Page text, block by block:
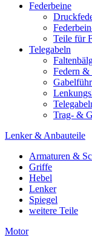
Federbeine
Teile für
Telegabeln
Federn
Trag- &
Lenker & Anbauteile
Armaturen &
Griffe
Hebel
Lenker
Spiegel
weitere Teile
Motor